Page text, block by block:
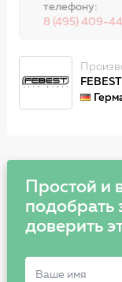
телефону:
8 (495) 409-
FEBEST
Простой и
подобрать
доверить